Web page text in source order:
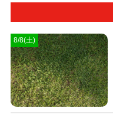
8/8(土)